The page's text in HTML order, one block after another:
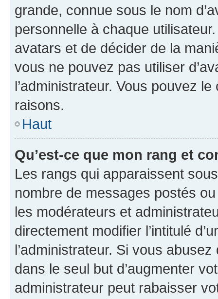
grande, connue sous le nom
personnelle à chaque utilisateur.
avatars et de décider de la
vous ne pouvez pas utiliser
l’administrateur. Vous pouvez
raisons.
Haut
Qu’est-ce que mon rang et
Les rangs qui apparaissent
nombre de messages postés
les modérateurs et
directement modifier l’intitulé
l’administrateur. Si vous
dans le seul but d’augmenter
administrateur peut rabaisser